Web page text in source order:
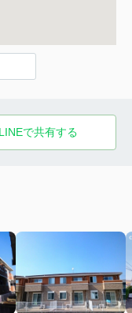
LINEで共有する